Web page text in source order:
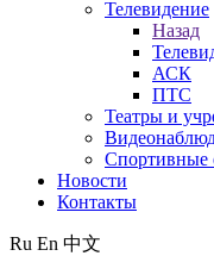
Телевидение
Назад
АСК
ПТС
Театры и
Спортивные
Новости
Контакты
Ru En 中文